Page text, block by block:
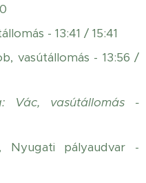
- 13:41 / 15:41
vasútállomás - 13:56 /
Vác, vasútállomás -
Nyugati pályaudvar -